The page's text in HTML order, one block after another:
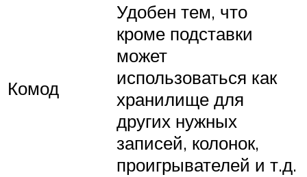
Комод
Удобен тем, что
кроме подставки
может
использоваться как
хранилище для
других нужных
записей, колонок,
проигрывателей и т.д.